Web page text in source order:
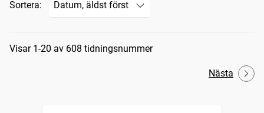
Sortera:
Sökresultat
Visar 1-20 av 608 tidningsnummer
Nästa